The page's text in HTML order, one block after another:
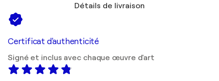
Détails de livraison
Certificat d'authenticité
Signé et inclus avec chaque œuvre d'art